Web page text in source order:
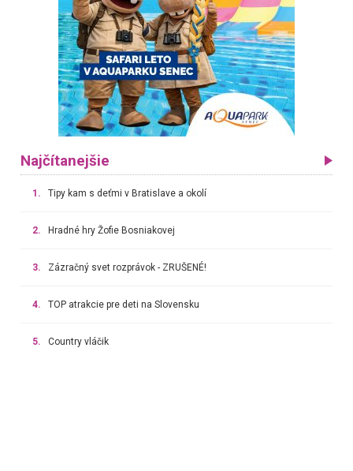
Najčítanejšie
1. Tipy kam s deťmi v Bratislave a okolí
2. Hradné hry Žofie Bosniakovej
3. Zázračný svet rozprávok - ZRUŠENÉ!
4. TOP atrakcie pre deti na Slovensku
5. Country vláčik